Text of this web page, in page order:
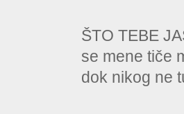
ŠTO TEBE
se mene tiče
dok nikog ne